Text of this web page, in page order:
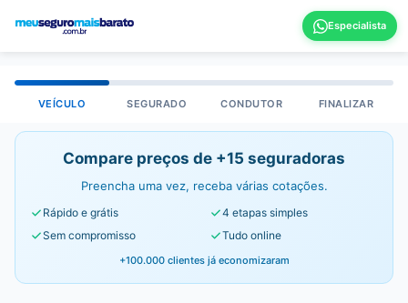
VEÍCULO SEGURADO CONDUTOR FINALIZAR
Compare preços de +15 seguradoras
Preencha uma vez, receba várias cotações.
Rápido e grátis
4 etapas simples
Sem compromisso
Tudo online
+100.000 clientes já economizaram